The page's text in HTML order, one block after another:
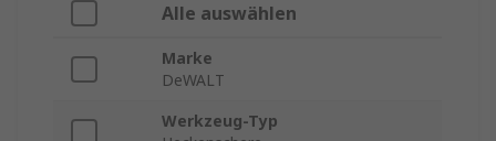
Alle auswählen
Marke
DeWALT
Werkzeug-Typ